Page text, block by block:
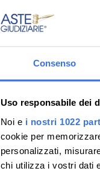
Consenso
Uso responsabile dei
Noi e i nostri 1022
cookie per
personalizzati,
chi utilizza i vostri dati